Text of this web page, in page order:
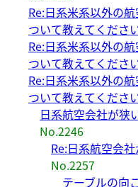
Re:日系米系以外の
ついて教えてくださ
Re:日系米系以外の
ついて教えてくださ
Re:日系米系以外の
ついて教えてくださ
日系航空会社が狭
No.2246
Re:日系航空会
No.2257
テーブルの向